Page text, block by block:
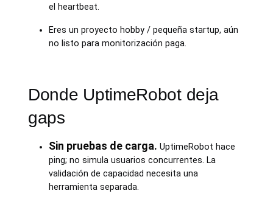
el heartbeat.
Eres un proyecto hobby / pequeña startup, aún
no listo para monitorización paga.
Donde UptimeRobot deja
gaps
Sin pruebas de carga. UptimeRobot hace
ping; no simula usuarios concurrentes. La
validación de capacidad necesita una
herramienta separada.